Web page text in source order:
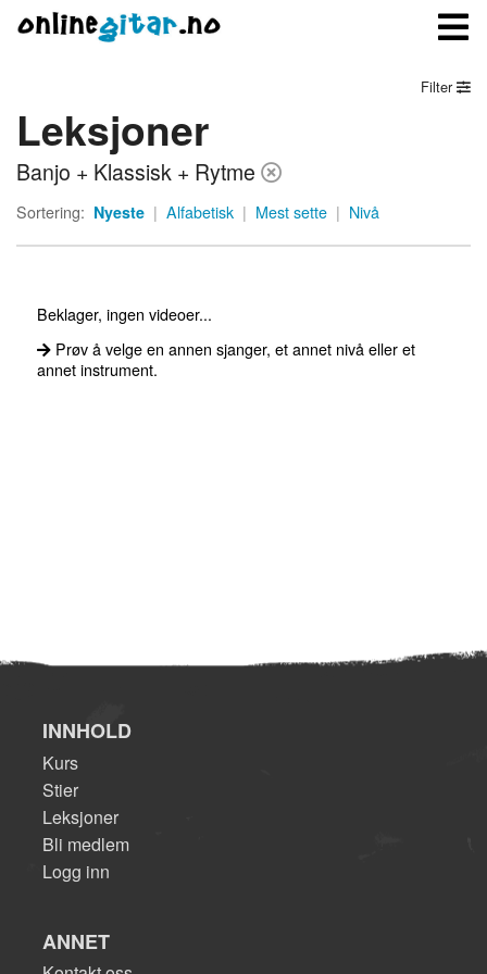
Meny
Logg inn
Filter
Leksjoner
Banjo + Klassisk + Rytme
Sortering: Nyeste | Alfabetisk | Mest sette | Nivå
Beklager, ingen videoer...
Prøv å velge en annen sjanger, et annet nivå eller et
annet instrument.
INNHOLD
Kurs
Stier
Leksjoner
Bli medlem
Logg inn
ANNET